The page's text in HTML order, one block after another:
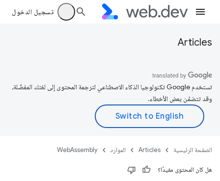
تسجيل الدخول
Articles
تستخدم Google تكنولوجيا الذكاء الاصطناعي لترجمة المحتوى إلى لغتك المفضّلة،
وقد تتضمّن بعض الأخطاء.
الصفحة الرئيسية Articles الموارد WebAssembly
هل كان المحتوى مفيدًا؟